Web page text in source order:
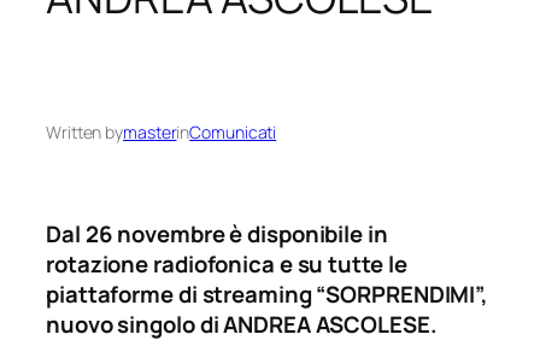
Written bymasterinComunicati
Dal 26 novembre è disponibile in
rotazione radiofonica e su tutte le
piattaforme di streaming “SORPRENDIMI”,
nuovo singolo di ANDREA ASCOLESE.